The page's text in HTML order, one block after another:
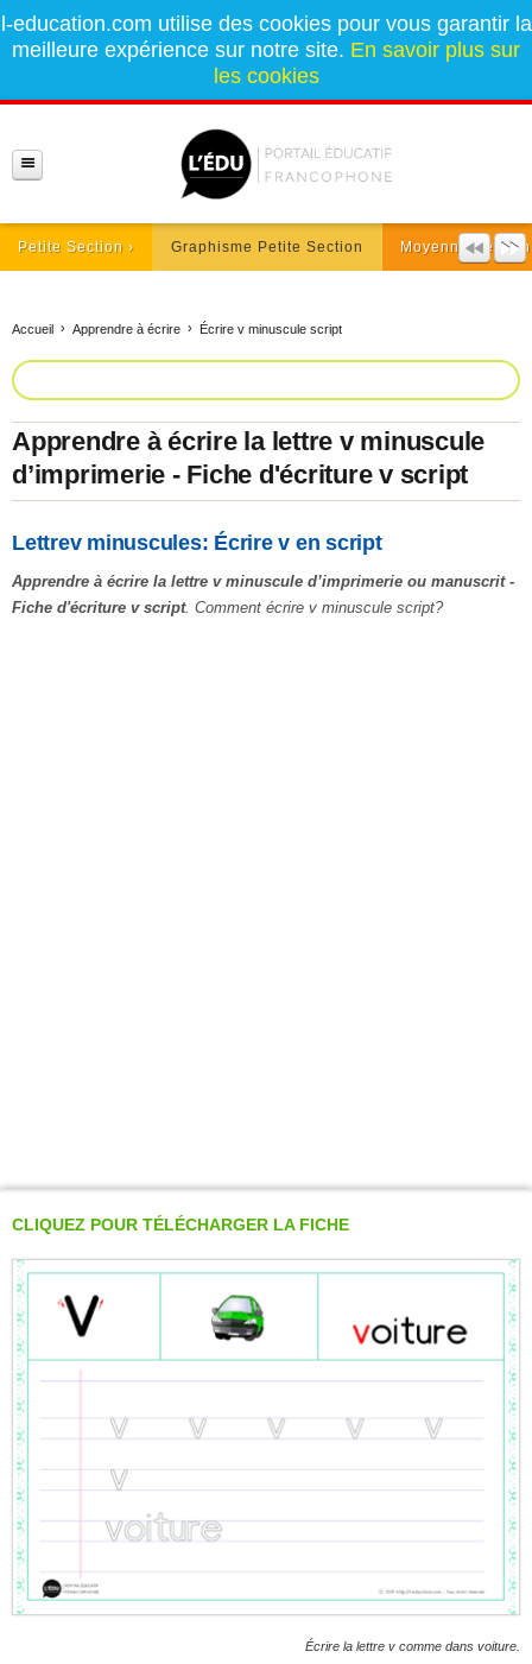
l-education.com utilise des cookies pour vous garantir la
meilleure expérience sur notre site. En savoir plus sur
les cookies
Petite Section Graphisme Petite Section Moyenne Section
Accueil Apprendre à écrire Écrire v minuscule script
Apprendre à écrire la lettre v minuscule
d’imprimerie - Fiche d'écriture v script
Lettrev minuscules: Écrire v en script
Apprendre à écrire la lettre v minuscule d’imprimerie ou manuscrit -
Fiche d'écriture v script. Comment écrire v minuscule script?
CLIQUEZ POUR TÉLÉCHARGER LA FICHE
Écrire la lettre v comme dans voiture.